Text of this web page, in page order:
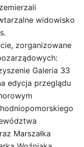
widowisko
zorganizowane
Galeria 33
edycja przeglądu
Marszałka